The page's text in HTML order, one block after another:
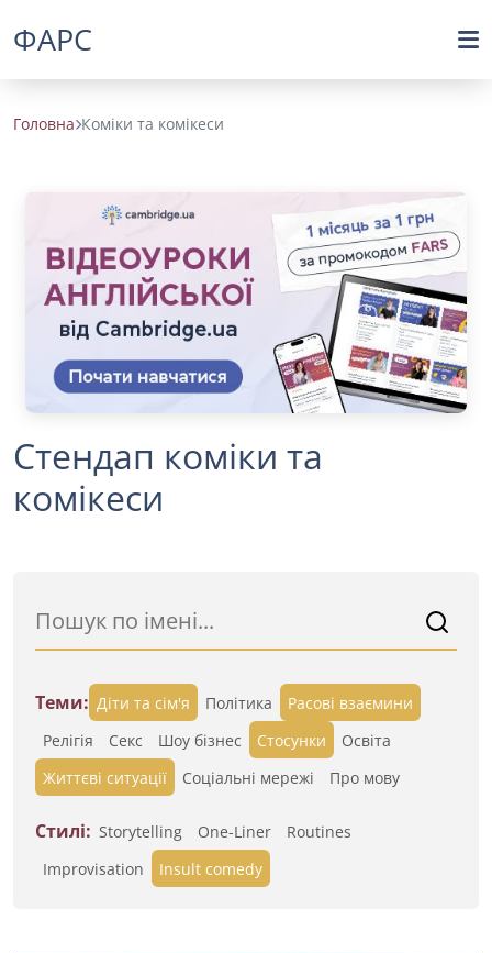
ФАРС
Головна Коміки та комікеси
Стендап коміки та
комікеси
Теми: Діти та сім'я Політика
Расові взаємини
Релігія
Секс Шоу бізнес Стосунки
Освіта
Життєві ситуації
Cоціальні мережі Про мову
Стилі: Storytelling One-Liner
Routines
Improvisation
Insult comedy